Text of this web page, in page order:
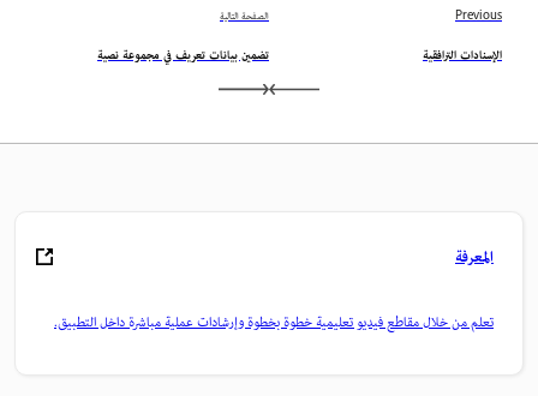
Previous
الإسنادات الترافقية
الصفحة التالية
تضمين بيانات تعريف في مجموعة نصية
المعرفة
تعلم من خلال مقاطع فيديو تعليمية خطوة بخطوة وإرشادات عملية مباشرة داخل التطبيق.